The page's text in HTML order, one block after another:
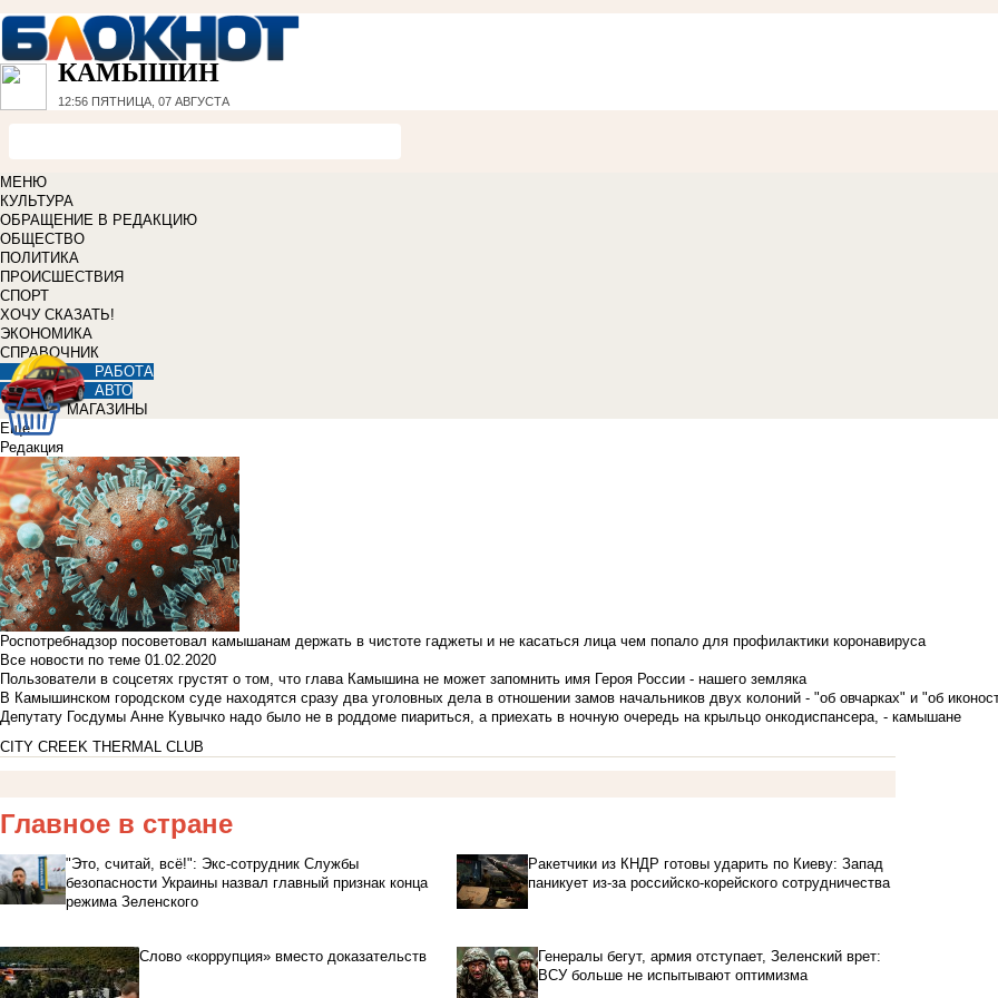
КАМЫШИН
12:56 ПЯТНИЦА, 07 АВГУСТА
МЕНЮ
КУЛЬТУРА
ОБРАЩЕНИЕ В РЕДАКЦИЮ
ОБЩЕСТВО
ПОЛИТИКА
ПРОИСШЕСТВИЯ
СПОРТ
ХОЧУ СКАЗАТЬ!
ЭКОНОМИКА
СПРАВОЧНИК
РАБОТА
АВТО
МАГАЗИНЫ
Еще
Редакция
Роспотребнадзор посоветовал камышанам держать в чистоте гаджеты и не касаться лица чем попало для профилактики коронавируса
Все новости по теме 01.02.2020
Пользователи в соцсетях грустят о том, что глава Камышина не может запомнить имя Героя России - нашего земляка
В Камышинском городском суде находятся сразу два уголовных дела в отношении замов начальников двух колоний - "об овчарках" и "об
Депутату Госдумы Анне Кувычко надо было не в роддоме пиариться, а приехать в ночную очередь на крыльцо онкодиспансера, - камышане
CITY CREEK THERMAL CLUB
Главное в стране
"Это, считай, всё!": Экс-сотрудник Службы
безопасности Украины назвал главный признак конца
режима Зеленского
Ракетчики из КНДР готовы ударить по Киеву: Запад
паникует из-за российско-корейского сотрудничества
Слово «коррупция» вместо доказательств
Генералы бегут, армия отступает, Зеленский врет:
ВСУ больше не испытывают оптимизма